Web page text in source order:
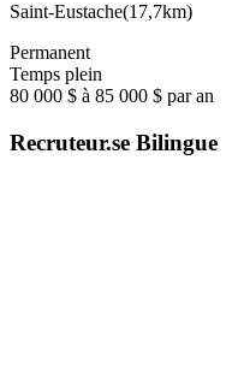
Saint-Eustache(17,7km)
Permanent
Temps plein
80 000 $ à 85 000 $ par an
Recruteur.se Bilingue